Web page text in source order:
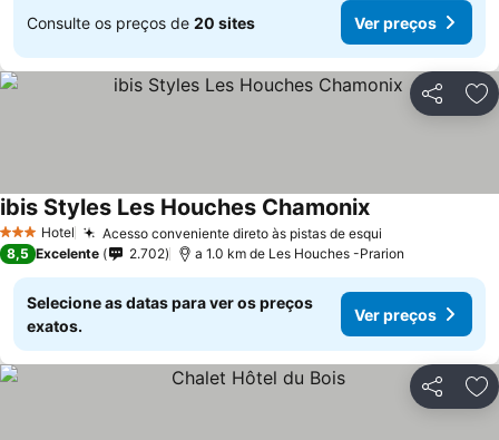
Consulte os preços de 20 sites Ver preços
Partilhar
3 EstrelasHotel Acesso conveniente direto às pistas de esqui
ibis Styles Les Houches Chamonix
8,5 Excelente 2.702 a 1.0 km de Les Houches -Prarion
Selecione as datas para ver os preços
exatos.
Ver preços
Partilhar